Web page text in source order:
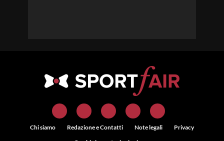
Chi siamo Redazione e Contatti Note legali
Privacy